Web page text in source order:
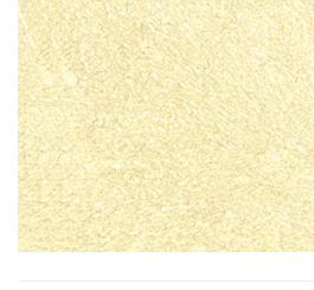
× ТОЗИ
САЙТ
ИЗПОЛЗВА